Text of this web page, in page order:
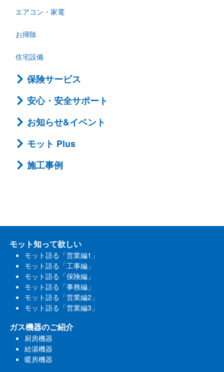
エアコン・家電
お掃除
住宅設備
保険サービス
安心・安全サポート
お知らせ&イベント
モット Plus
施工事例
モット知って欲しい
モット語る「営業編1」
モット語る「工事編」
モット語る「保険編」
モット語る「事務編」
モット語る「営業編2」
モット語る「営業編3」
ガス機器のご紹介
厨房機器
給湯機器
暖房機器